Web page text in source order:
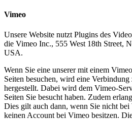
Vimeo
Unsere Website nutzt Plugins des
die Vimeo Inc., 555 West 18th Street,
USA.
Wenn Sie eine unserer mit einem
Seiten besuchen, wird eine
hergestellt. Dabei wird dem Vimeo-
Seiten Sie besucht haben. Zudem
Dies gilt auch dann, wenn Sie nicht
keinen Account bei Vimeo besitzen.